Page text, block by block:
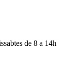
de 8 a 14h